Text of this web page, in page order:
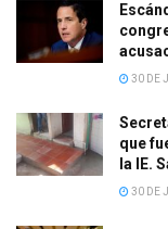
30 DE
que
la IE.
30 DE